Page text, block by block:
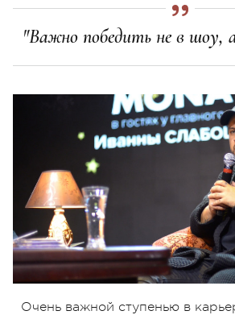
"Важно победить не в шоу,
Очень важной ступенью в